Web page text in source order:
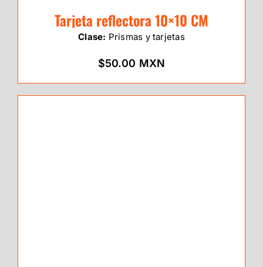
Tarjeta reflectora 10×10 CM
Clase: Prismas y tarjetas
$50.00 MXN